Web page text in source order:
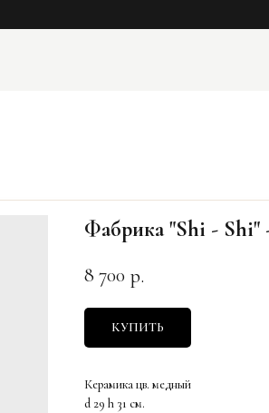
Фабрика "Shi - Shi"
8 700 р.
КУПИТЬ
Керамика цв. медный
d 29 h 31 см.